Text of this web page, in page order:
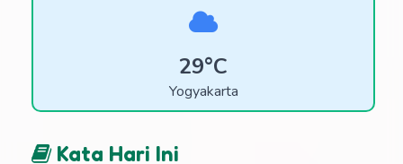
29°C
Yogyakarta
Kata Hari Ini